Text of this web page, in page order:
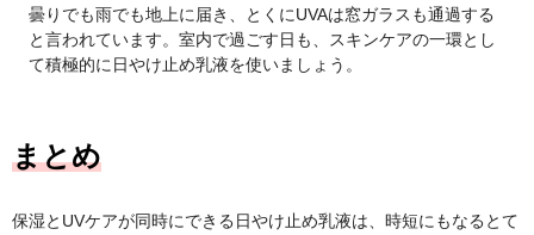
曇りでも雨でも地上に届き、とくにUVAは窓ガラスも通過する
と言われています。室内で過ごす日も、スキンケアの一環とし
て積極的に日やけ止め乳液を使いましょう。
まとめ
保湿とUVケアが同時にできる日やけ止め乳液は、時短にもなるとて